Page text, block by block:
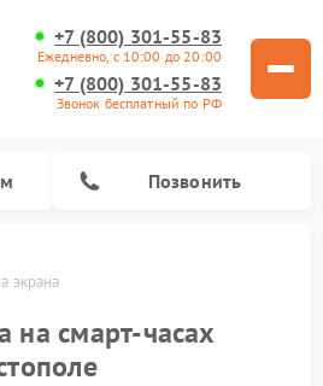
+7 (800) 301-55-83
Ежедневно, с 10:00 до 20:00
+7 (800) 301-55-83
Звонок бесплатный по РФ
Позвонить
экрана
на смарт-часах